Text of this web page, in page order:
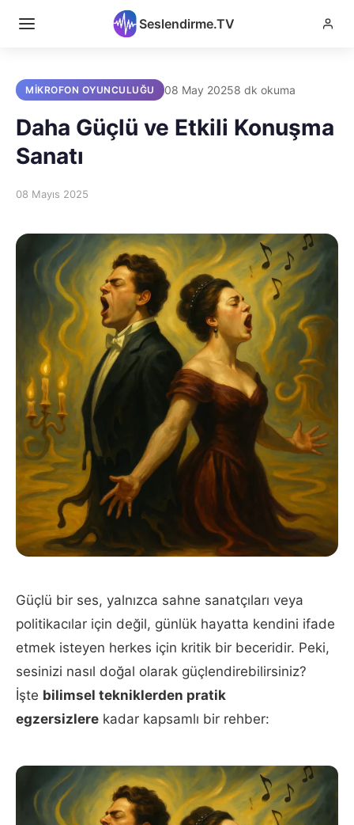
Seslendirme.TV
MIKROFON OYUNCULUĞU 08 May 20258 dk okuma
Daha Güçlü ve Etkili Konuşma
Sanatı
08 Mayıs 2025
Güçlü bir ses, yalnızca sahne sanatçıları veya
politikacılar için değil, günlük hayatta kendini ifade
etmek isteyen herkes için kritik bir beceridir. Peki,
sesinizi nasıl doğal olarak güçlendirebilirsiniz?
İşte bilimsel tekniklerden pratik
egzersizlere kadar kapsamlı bir rehber: